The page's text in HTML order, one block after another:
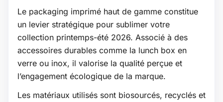
Le packaging imprimé haut de gamme constitue
un levier stratégique pour sublimer votre
collection printemps-été 2026. Associé à des
accessoires durables comme la lunch box en
verre ou inox, il valorise la qualité perçue et
l’engagement écologique de la marque.
Les matériaux utilisés sont biosourcés, recyclés et